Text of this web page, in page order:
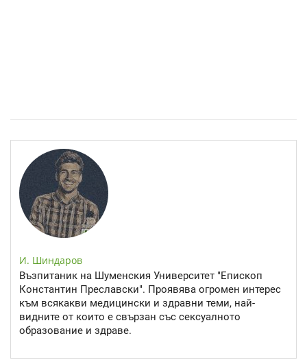
И. Шиндаров
Възпитаник на Шуменския Университет "Епископ
Константин Преславски". Проявява огромен интерес
към всякакви медицински и здравни теми, най-
видните от които е свързан със сексуалното
образование и здраве.